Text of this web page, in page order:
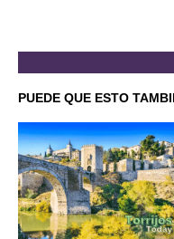
PUEDE QUE ESTO